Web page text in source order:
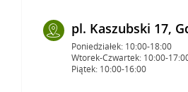
pl. Kaszubski 17,
Poniedziałek: 10:00-18:00
Wtorek-Czwartek: 10:00-
Piątek: 10:00-16:00